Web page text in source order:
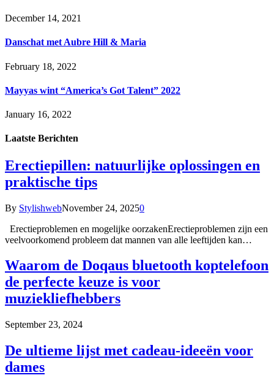
December 14, 2021
Danschat met Aubre Hill & Maria
February 18, 2022
Mayyas wint “America’s Got Talent” 2022
January 16, 2022
Laatste Berichten
Erectiepillen: natuurlijke oplossingen en
praktische tips
By StylishwebNovember 24, 20250
Erectieproblemen en mogelijke oorzakenErectieproblemen zijn een
veelvoorkomend probleem dat mannen van alle leeftijden kan…
Waarom de Doqaus bluetooth koptelefoon
de perfecte keuze is voor
muziekliefhebbers
September 23, 2024
De ultieme lijst met cadeau-ideeën voor
dames